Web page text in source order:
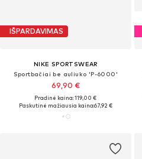
IŠPARDAVIMAS
NIKE SPORTSWEAR
Sportbačiai be auliuko 'P-6000'
69,90 €
Pradinė kaina: 119,00 €
Paskutinė mažiausia kaina:67,92 €